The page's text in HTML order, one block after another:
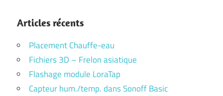
Articles récents
Placement Chauffe-eau
Fichiers 3D – Frelon asiatique
Flashage module LoraTap
Capteur hum./temp. dans Sonoff Basic